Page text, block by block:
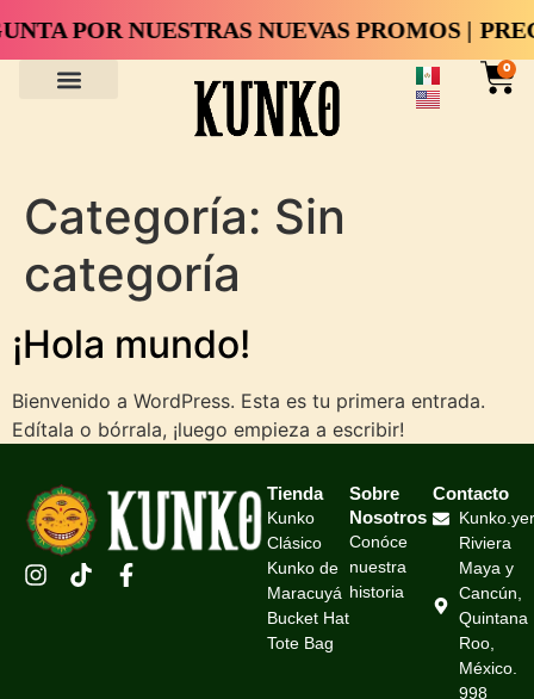
POR NUESTRAS NUEVAS PROMOS |
0
Categoría: Sin
categoría
¡Hola mundo!
Bienvenido a WordPress. Esta es tu primera entrada.
Edítala o bórrala, ¡luego empieza a escribir!
Tienda
Kunko
Clásico
Kunko de
Maracuyá
Bucket Hat
Tote Bag
Sobre
Nosotros
Conóce
nuestra
historia
Contacto
Riviera
Maya y
Cancún,
Quintana
Roo,
México.
998